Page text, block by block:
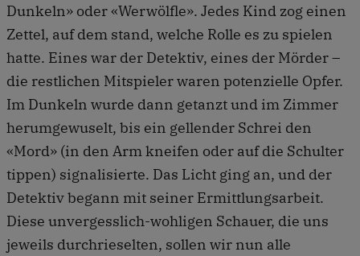
Dunkeln» oder «Werwölfle». Jedes Kind zog einen
Zettel, auf dem stand, welche Rolle es zu spielen
hatte. Eines war der Detektiv, eines der Mörder –
die restlichen Mitspieler waren potenzielle Opfer.
Im Dunkeln wurde dann getanzt und im Zimmer
herumgewuselt, bis ein gellender Schrei den
«Mord» (in den Arm kneifen oder auf die Schulter
tippen) signalisierte. Das Licht ging an, und der
Detektiv begann mit seiner Ermittlungsarbeit.
Diese unvergesslich-wohligen Schauer, die uns
jeweils durchrieselten, sollen wir nun alle